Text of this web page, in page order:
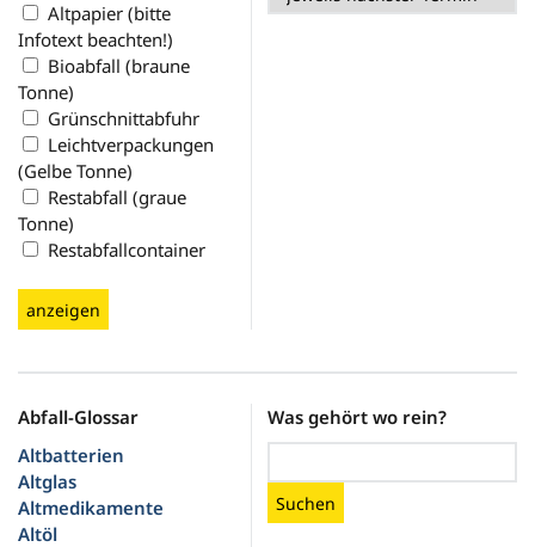
Altpapier (bitte
Infotext beachten!)
Bioabfall (braune
Tonne)
Grünschnittabfuhr
Leichtverpackungen
(Gelbe Tonne)
Restabfall (graue
Tonne)
Restabfallcontainer
anzeigen
Abfall-Glossar
Altbatterien
Altglas
Altmedikamente
Altöl
Was gehört wo rein?
Suchen